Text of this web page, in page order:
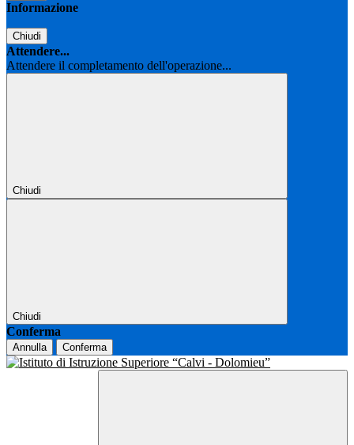
Informazione
Chiudi
Attendere...
Attendere il completamento dell'operazione...
Chiudi
Chiudi
Conferma
Annulla Conferma